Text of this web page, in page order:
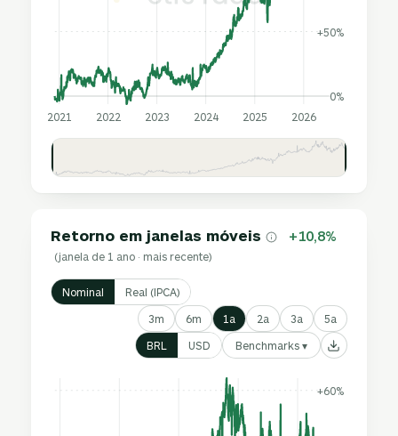
0%
+50%
2021 2022 2023 2024 2025 2026
Retorno em janelas móveis +10,8%
(janela de 1 ano · mais recente)
Nominal Real (IPCA)
3m 6m 1a 2a 3a 5a
BRL USD Benchmarks ▾
+60%